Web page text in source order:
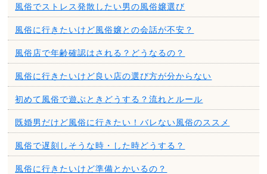
風俗でストレス発散したい男の風俗嬢選び
風俗に行きたいけど風俗嬢との会話が不安？
風俗店で年齢確認はされる？どうなるの？
風俗に行きたいけど良い店の選び方が分からない
初めて風俗で遊ぶときどうする？流れとルール
既婚男だけど風俗に行きたい！バレない風俗のススメ
風俗で遅刻しそうな時・した時どうする？
風俗に行きたいけど準備とかいるの？